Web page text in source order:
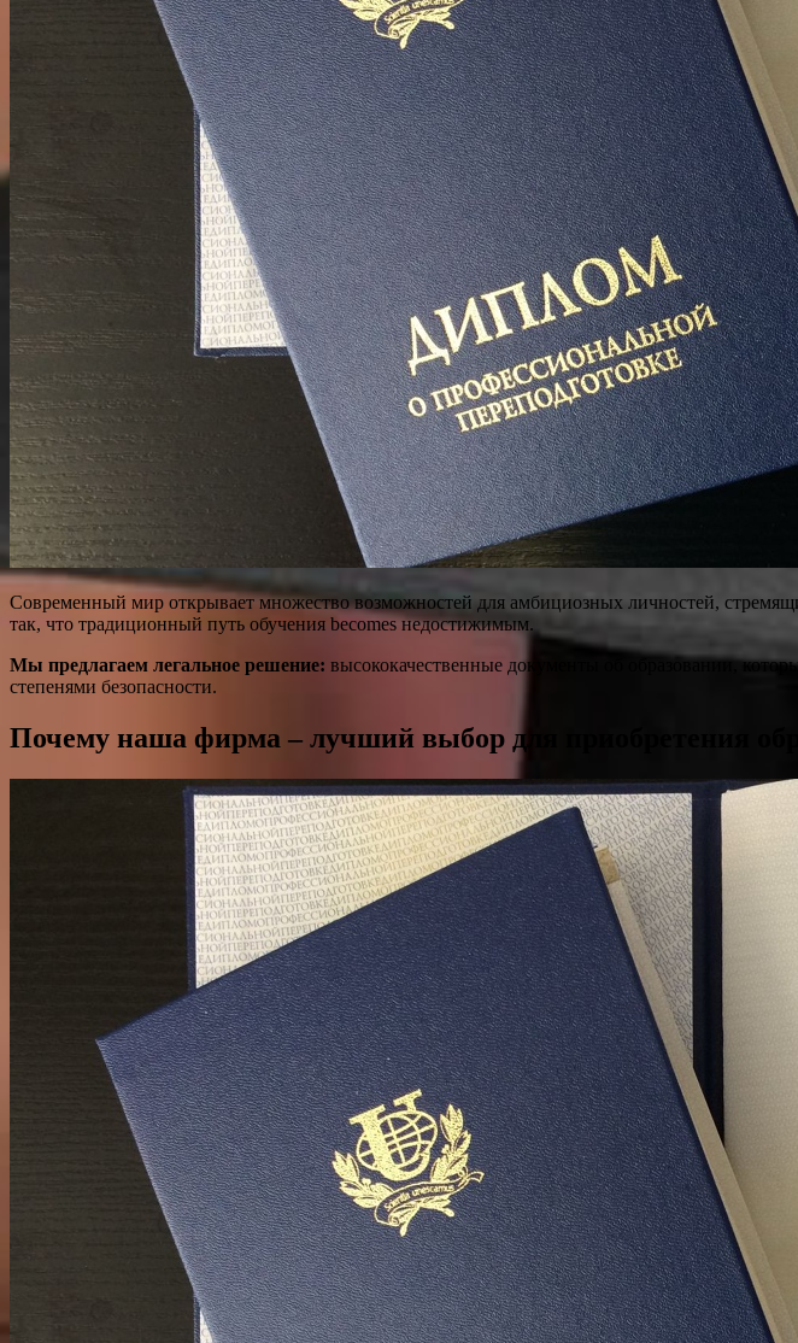
Современный мир открывает множество возможностей для амбициозных личностей,
так, что традиционный путь обучения becomes недостижимым.
Мы предлагаем легальное решение: высококачественные документы об образовании,
степенями безопасности.
Почему наша фирма – лучший выбор для приобретения